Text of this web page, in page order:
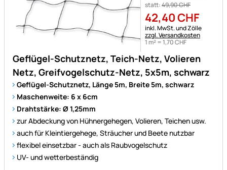
Geflügel-Schutznetz, Teich-Netz, Volieren
Netz, Greifvogelschutz-Netz, 5x5m, schwarz
Geflügel-Schutznetz, Länge 5m, Breite 5m, schwarz
Maschenweite: 6 x 6cm
Drahtstärke: Ø 1,25mm
zur Abdeckung von Hühnergehegen, Volieren, Teichen usw.
auch für Kleintiergehege, Sträucher und Beete nutzbar
flexibel einsetzbar - auch als Raubvogelschutz
UV- und wetterbeständig
statt:49,90CHF
42,40CHF
Steuerhinweis:
inkl. MwSt. und Zölle
zzgl. Versandkosten
1 m² =1,70CHF